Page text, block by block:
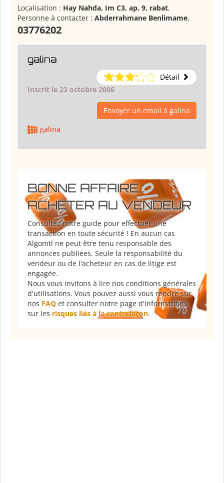
Localisation : Hay Nahda, Im C3, ap. 9, rabat,
Personne à contacter : Abderrahmane Benlimame,
03776202
galina
Détail
Inscrit le 23 octobre 2006
Envoyer un email à galina
galina
BONNE AFFAIRE :
ACHETER AU VENDEUR
Consultez notre guide pour effectuer une
transaction en toute sécurité ! En aucun cas
Algomtl ne peut être tenu responsable des
annonces publiées. Seule la responsabilité du
vendeur ou de l'acheteur en cas de litige est
engagée.
Nous vous invitons à lire nos conditions générales
d'utilisations. Vous pouvez aussi vous rendre sur
nos FAQ et consulter notre page d'informations
sur les risques liés à la contrefaçon.